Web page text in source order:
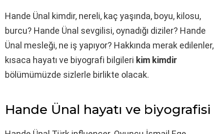
Hande Ünal kimdir, nereli, kaç yaşında, boyu, kilosu,
burcu? Hande Ünal sevgilisi, oynadığı diziler? Hande
Ünal mesleği, ne iş yapıyor? Hakkında merak edilenler,
kısaca hayatı ve biyografi bilgileri kim kimdir
bölümümüzde sizlerle birlikte olacak.
Hande Ünal hayatı ve biyografisi